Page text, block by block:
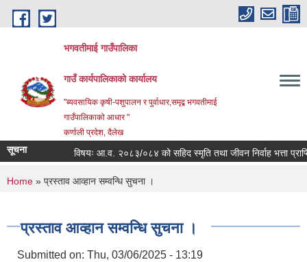
Skip to main content
भगवतीमाई गाउँपालिका
गाउँ कार्यपालिकाको कार्यालय
"ब्यवसायिक कृषी-पशुपालन र पुर्वाधार,समृद्ब भगवतीमाई
गाउँपालिकाको आधार "
कर्णाली प्रदेश, दैलेख
सूचना विषयः आ.व. २०८३/०८४ को सहिद स्मृति तथा जीवन निर्वाह भत्ता
You are here
Home » प्रस्ताव आव्हान सम्वन्धि सुचना ।
प्रस्ताव आव्हान सम्वन्धि सुचना ।
Submitted on: Thu, 03/06/2025 - 13:19